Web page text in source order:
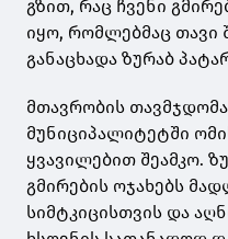
გზით, რაც ჩვენი
იყო, რომლებმაც თავი
განაცხადა ზურაბ
მთავრობის
მუნიციპალიტეტში
ყვავილებით შეამკო.
გმირების ოჯახებს
სიმტკიცისთვის და